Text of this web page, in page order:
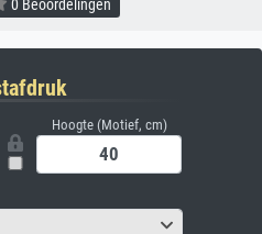
0 Beoordelingen
Hoogte (Motief, cm)